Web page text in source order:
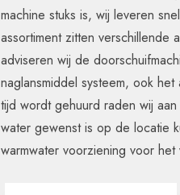
machine stuks is, wij leveren
assortiment zitten
adviseren wij de
naglansmiddel systeem, ook
tijd wordt gehuurd raden wij
water gewenst is op de locatie
warmwater voorziening voor